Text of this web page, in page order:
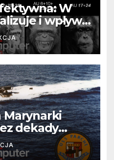
W
i wpływa
Marynarki
dekady
powiek